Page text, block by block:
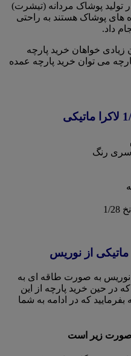
تولید پوشاک مردانه (تیشرت)
های پوشاک هستند به راحتی
داد.
زیادی خواهان خرید پارچه
می توان خرید پارچه عمده
رنگ
نوریس به صورت طاقه ای به
در حین خرید پارچه از این
که در ادامه به شما
صورت زیر است